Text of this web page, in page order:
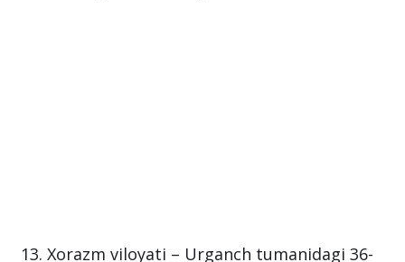
13. Xorazm viloyati – Urganch tumanidagi 36-